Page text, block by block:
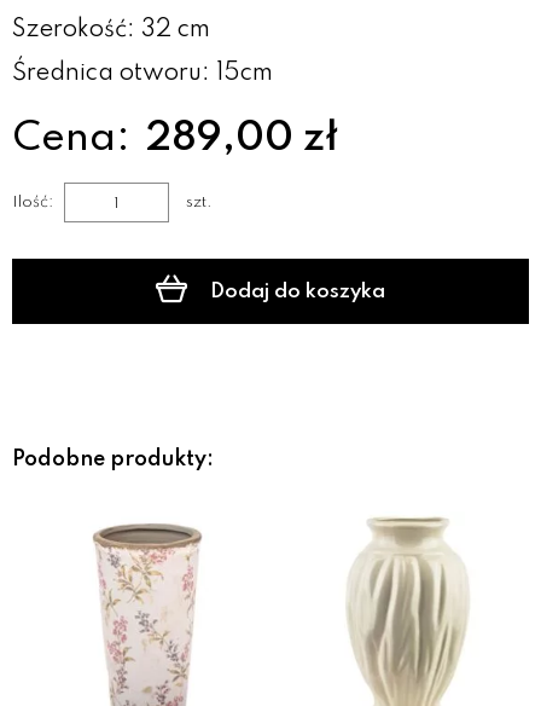
Szerokość: 32 cm
Średnica otworu: 15cm
Cena: 289,00 zł
Ilość: szt.
Dodaj do koszyka
Podobne produkty: